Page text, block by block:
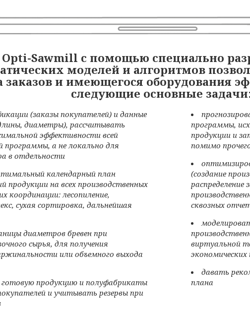
Opti-Sawmill с помощью специально
моделей и алгоритмов
заказов и имеющегося оборудования
следующие основные
(заказы покупателей) и данные
диаметры), рассчитывать
эффективности всей
программы, а не локально для
в отдельности
календарный план
продукции на всех производственных
координации: лесопиление,
сухая сортировка, дальнейшая
диаметров бревен при
сырья, для получения
или объемного выхода
готовую продукцию и полуфабрикаты
и учитывать резервы при
программы,
продукции и
помимо
(создание
сквозных
виртуальной
давать
плана